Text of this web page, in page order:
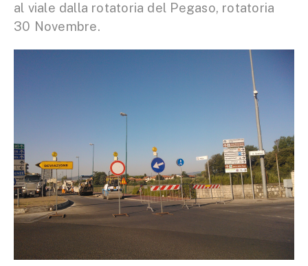
al viale dalla rotatoria del Pegaso, rotatoria
30 Novembre.